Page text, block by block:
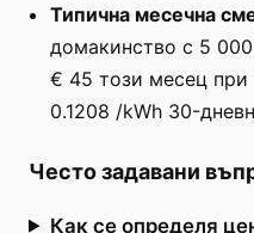
Типична месечна
домакинство с 5
€ 45 този месец
0.1208 /kWh 30-
Често задавани
Как се определя